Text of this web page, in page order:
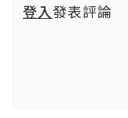
登入發表評論